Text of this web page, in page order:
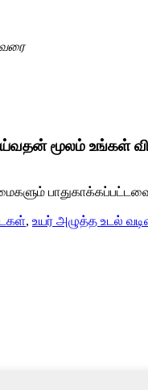
மூலம் உங்கள்
, உயர் அழுத்த உடல்